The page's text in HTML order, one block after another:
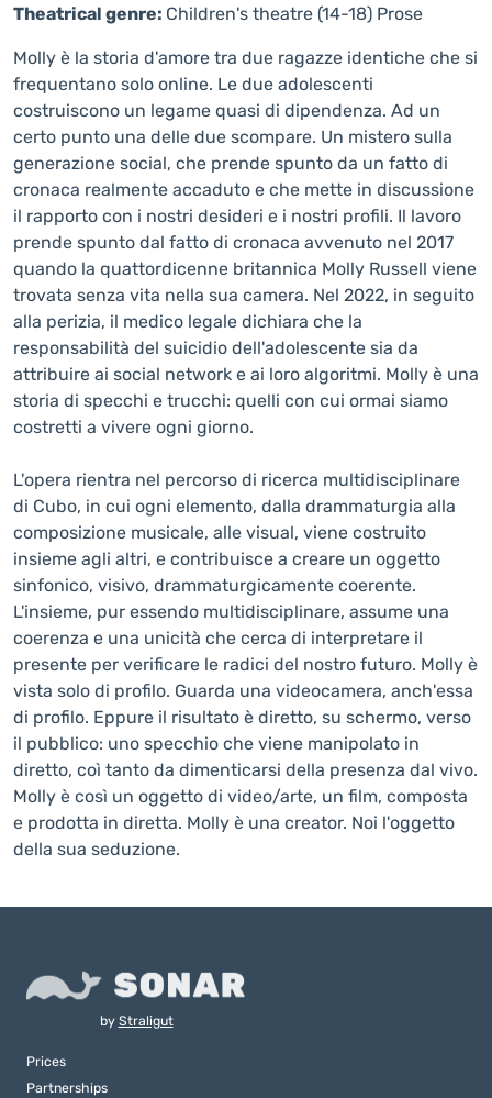
Theatrical genre: Children's theatre (14-18) Prose
Molly è la storia d'amore tra due ragazze identiche che si
frequentano solo online. Le due adolescenti
costruiscono un legame quasi di dipendenza. Ad un
certo punto una delle due scompare. Un mistero sulla
generazione social, che prende spunto da un fatto di
cronaca realmente accaduto e che mette in discussione
il rapporto con i nostri desideri e i nostri profili. Il lavoro
prende spunto dal fatto di cronaca avvenuto nel 2017
quando la quattordicenne britannica Molly Russell viene
trovata senza vita nella sua camera. Nel 2022, in seguito
alla perizia, il medico legale dichiara che la
responsabilità del suicidio dell'adolescente sia da
attribuire ai social network e ai loro algoritmi. Molly è una
storia di specchi e trucchi: quelli con cui ormai siamo
costretti a vivere ogni giorno.
L'opera rientra nel percorso di ricerca multidisciplinare
di Cubo, in cui ogni elemento, dalla drammaturgia alla
composizione musicale, alle visual, viene costruito
insieme agli altri, e contribuisce a creare un oggetto
sinfonico, visivo, drammaturgicamente coerente.
L'insieme, pur essendo multidisciplinare, assume una
coerenza e una unicità che cerca di interpretare il
presente per verificare le radici del nostro futuro. Molly è
vista solo di profilo. Guarda una videocamera, anch'essa
di profilo. Eppure il risultato è diretto, su schermo, verso
il pubblico: uno specchio che viene manipolato in
diretto, coì tanto da dimenticarsi della presenza dal vivo.
Molly è così un oggetto di video/arte, un film, composta
e prodotta in diretta. Molly è una creator. Noi l'oggetto
della sua seduzione.
by Straligut
Prices
Partnerships